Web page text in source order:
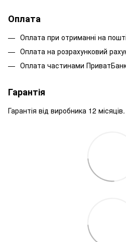
Оплата
Оплата при отриманні на пошті
Оплата на розрахунковий
Оплата частинами
Гарантія
Гарантія від виробника 12 місяців.